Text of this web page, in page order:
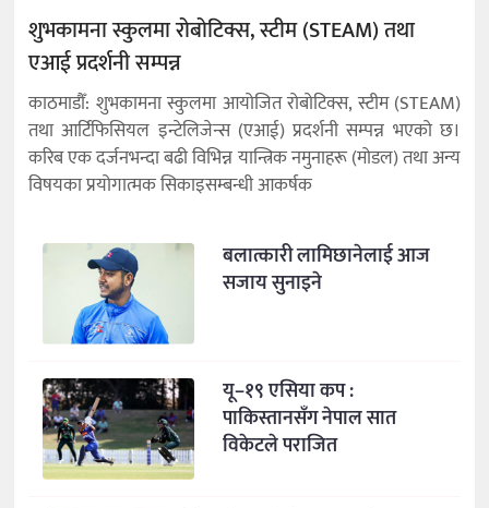
शुभकामना स्कुलमा रोबोटिक्स, स्टीम (STEAM) तथा
एआई प्रदर्शनी सम्पन्न
काठमाडौँ: शुभकामना स्कुलमा आयोजित रोबोटिक्स, स्टीम (STEAM)
तथा आर्टिफिसियल इन्टेलिजेन्स (एआई) प्रदर्शनी सम्पन्न भएको छ।
करिब एक दर्जनभन्दा बढी विभिन्न यान्त्रिक नमुनाहरू (मोडल) तथा अन्य
विषयका प्रयोगात्मक सिकाइसम्बन्धी आकर्षक
बलात्कारी लामिछानेलाई आज
सजाय सुनाइने
यू–१९ एसिया कप :
पाकिस्तानसँग नेपाल सात
विकेटले पराजित